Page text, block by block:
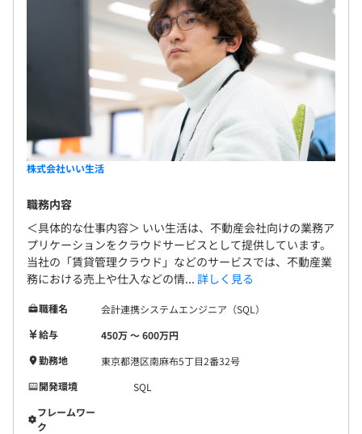
「ウェブ・ソリューション開発グループ」「ビジネス・ス
トラテジーグループ」「セールス＆マーケティンググルー
プ」「コーポレートグループ」で構成されています。
◆ウェブ・ソリューション開発グループ
約80名が所属しており、取締役CTO直轄のグループです。
「データプラットフォーム本部」「仲介ソリューション本
部」「管理ソリューション本部」「UXデザイン部」「品
質保証部」等で構成されています。
開発チームとしては、フロントエンドチームはプロダクト
ベースで構成されており、サーバーサイドチームとSREチ
ームが共通基盤として構成されています。
株式会社いい生活
職務内容
＜具体的な仕事内容＞ いい生活は、不動産会社向けの業務ア
プリケーションをクラウドサービスとして提供しています。
当社の「賃貸管理クラウド」などのサービスでは、不動産業
務における売上や仕入などの情... 詳しく見る
職種名
会計連携システムエンジニア（SQL）
給与
450万 〜 600万円
勤務地
東京都港区南麻布5丁目2番32号
開発環境
SQL
フレームワー
ク